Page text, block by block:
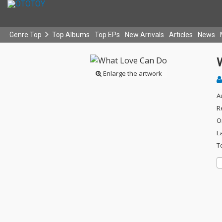
Genre Top Top Albums Top EPs New Arrivals Articles News
Enlarge the artwork